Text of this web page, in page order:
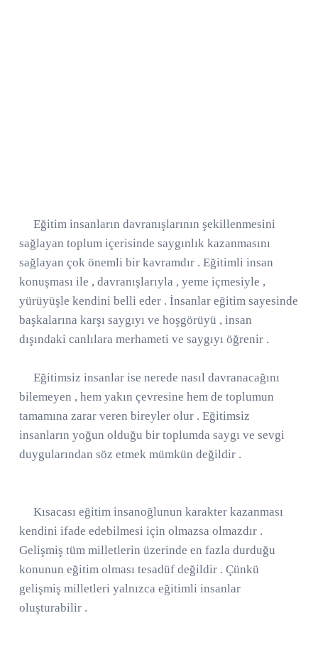
Eğitim insanların davranışlarının şekillenmesini
sağlayan toplum içerisinde saygınlık kazanmasını
sağlayan çok önemli bir kavramdır . Eğitimli insan
konuşması ile , davranışlarıyla , yeme içmesiyle ,
yürüyüşle kendini belli eder . İnsanlar eğitim sayesinde
başkalarına karşı saygıyı ve hoşgörüyü , insan
dışındaki canlılara merhameti ve saygıyı öğrenir .
Eğitimsiz insanlar ise nerede nasıl davranacağını
bilemeyen , hem yakın çevresine hem de toplumun
tamamına zarar veren bireyler olur . Eğitimsiz
insanların yoğun olduğu bir toplumda saygı ve sevgi
duygularından söz etmek mümkün değildir .
Kısacası eğitim insanoğlunun karakter kazanması
kendini ifade edebilmesi için olmazsa olmazdır .
Gelişmiş tüm milletlerin üzerinde en fazla durduğu
konunun eğitim olması tesadüf değildir . Çünkü
gelişmiş milletleri yalnızca eğitimli insanlar
oluşturabilir .